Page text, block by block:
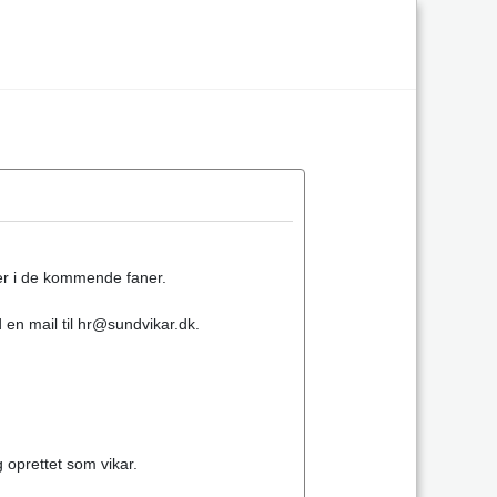
i de kommende faner.
mail til hr@sundvikar.dk.
som vikar.